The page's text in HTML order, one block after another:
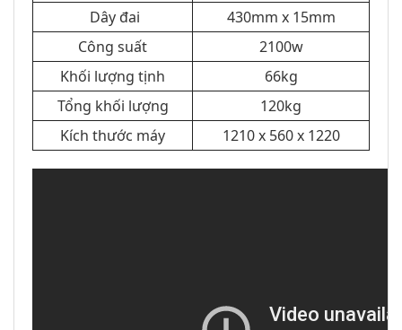
Dây đai
430mm x 15mm
Công suất
2100w
Khối lượng tịnh
66kg
Tổng khối lượng
120kg
Kích thước máy
1210 x 560 x 1220